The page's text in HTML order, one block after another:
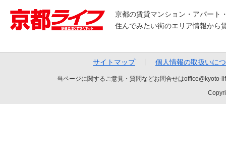
京都の賃貸マンション・アパート
住んでみたい街のエリア情報から
サイトマップ 個人情報の取扱いに
当ページに関するご意見・質問などお問合せは